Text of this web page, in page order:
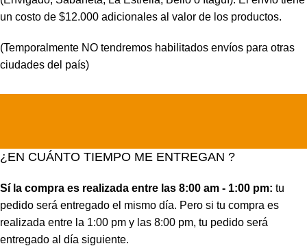
un costo de $12.000 adicionales al valor de los productos.
(Temporalmente NO tendremos habilitados envíos para otras
ciudades del país)
¿EN CUÁNTO TIEMPO ME ENTREGAN ?
Sí la compra es realizada entre las 8:00 am - 1:00 pm: tu
pedido será entregado el mismo día. Pero si tu compra es
realizada entre la 1:00 pm y las 8:00 pm, tu pedido será
entregado al día siguiente.